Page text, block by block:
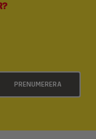
PRENUMERERA